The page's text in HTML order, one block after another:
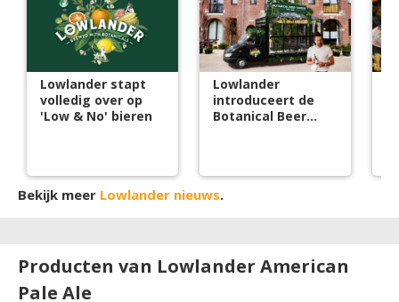
Lowlander stapt
volledig over op
'Low & No' bieren
Lowlander
introduceert de
Botanical Beer
Bekijk meer Lowlander nieuws.
Producten van Lowlander American
Pale Ale